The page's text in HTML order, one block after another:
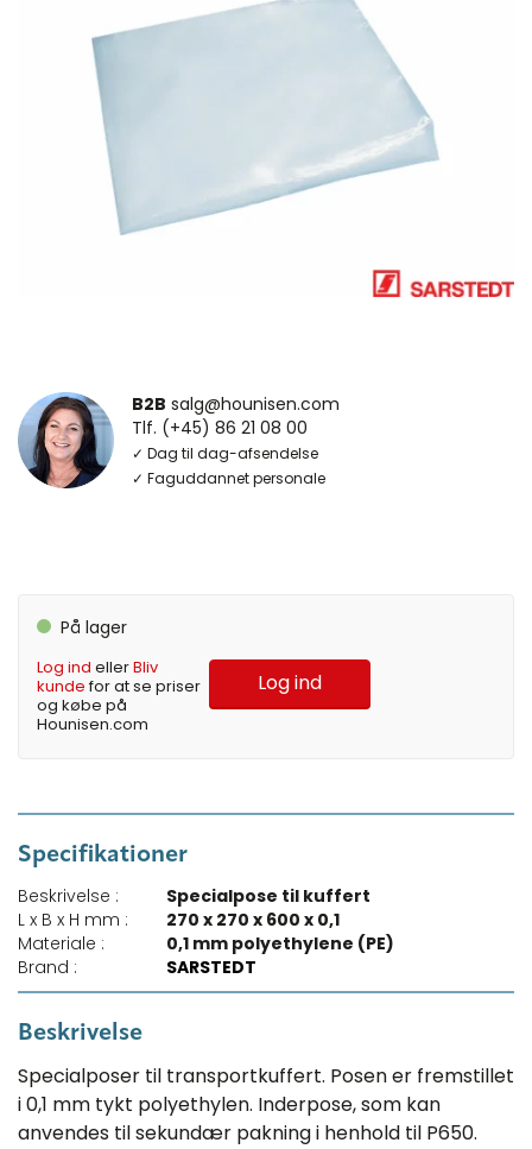
B2B salg@hounisen.com
Tlf. (+45) 86 21 08 00
✓ Dag til dag-afsendelse
✓ Faguddannet personale
På lager
Log ind ellerBliv
kundefor at se priser
og købe på
Hounisen.com
Log ind
Specifikationer
Beskrivelse :
Specialpose til kuffert
L x B x H mm :
270 x 270 x 600 x 0,1
Materiale :
0,1 mm polyethylene (PE)
Brand :
SARSTEDT
Beskrivelse
Specialposer til transportkuffert. Posen er fremstillet
i 0,1 mm tykt polyethylen. Inderpose, som kan
anvendes til sekundær pakning i henhold til P650.